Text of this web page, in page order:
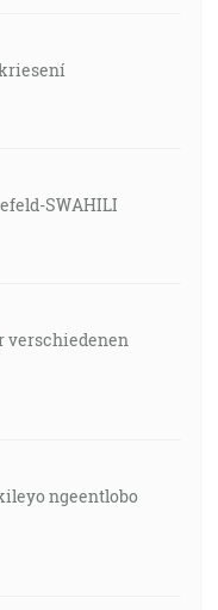
SWAHILI
verschiedenen
ngeentlobo